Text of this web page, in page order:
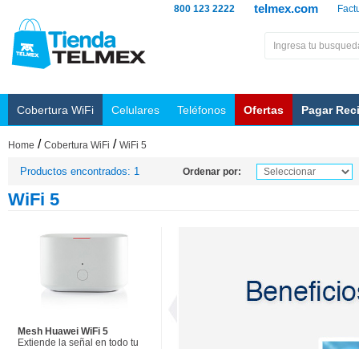
telmex.com
800 123 2222
Cobertura WiFi Celulares Teléfonos Ofertas Pagar
Home / Cobertura WiFi / WiFi 5
Productos encontrados: 1 Ordenar por:
WiFi 5
Mesh Huawei WiFi 5
Extiende la señal en todo tu